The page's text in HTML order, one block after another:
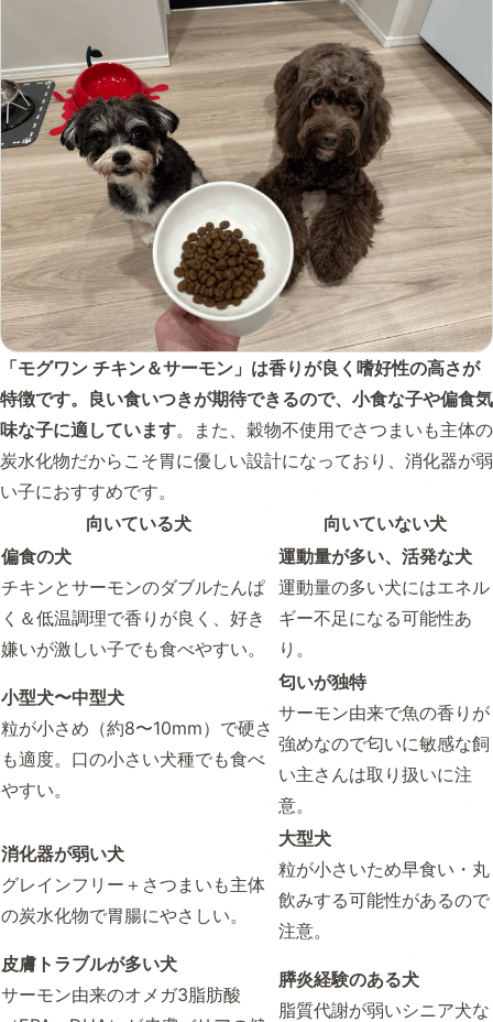
「モグワン チキン＆サーモン」は香りが良く嗜好性の高さが
特徴です。良い食いつきが期待できるので、小食な子や偏食気
味な子に適しています。また、穀物不使用でさつまいも主体の
炭水化物だからこそ胃に優しい設計になっており、消化器が弱
い子におすすめです。
向いている犬
向いていない犬
偏食の犬
チキンとサーモンのダブルたんぱ
く＆低温調理で香りが良く、好き
嫌いが激しい子でも食べやすい。
運動量が多い、活発な犬
運動量の多い犬にはエネル
ギー不足になる可能性あ
り。
小型犬〜中型犬
粒が小さめ（約8〜10mm）で硬さ
も適度。口の小さい犬種でも食べ
やすい。
匂いが独特
サーモン由来で魚の香りが
強めなので匂いに敏感な飼
い主さんは取り扱いに注
意。
消化器が弱い犬
グレインフリー＋さつまいも主体
の炭水化物で胃腸にやさしい。
大型犬
粒が小さいため早食い・丸
飲みする可能性があるので
注意。
皮膚トラブルが多い犬
サーモン由来のオメガ3脂肪酸
膵炎経験のある犬
脂質代謝が弱いシニア犬な